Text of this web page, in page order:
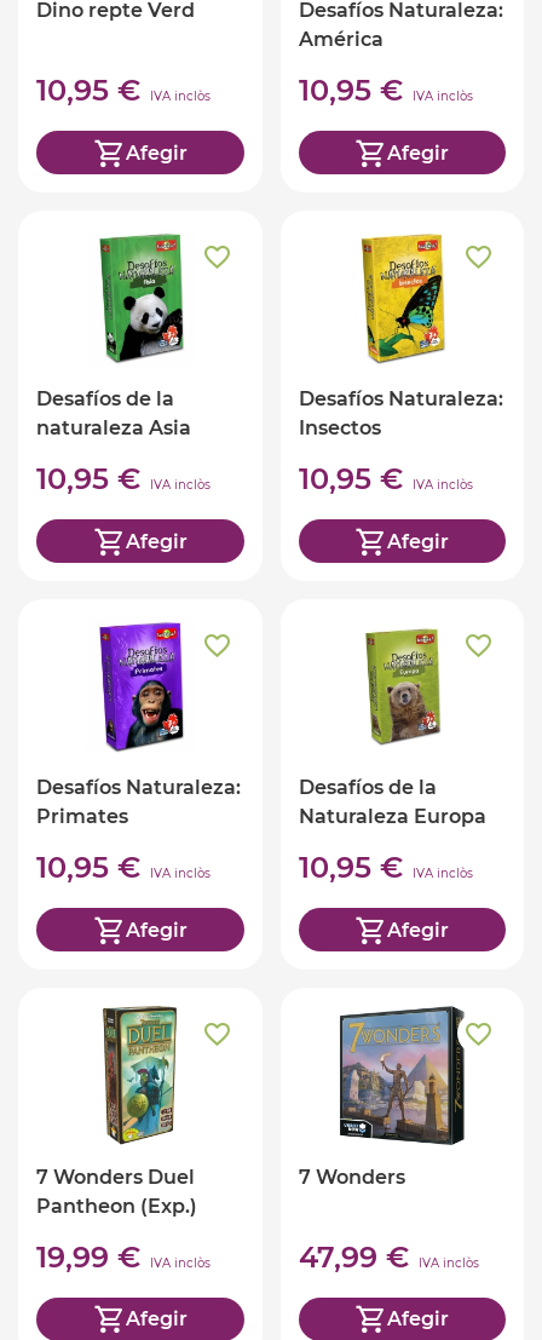
Dino repte Verd
10,95 € IVA inclòs
Afegir
Desafíos Naturaleza:
América
10,95 € IVA inclòs
Afegir
Desafíos de la
naturaleza Asia
10,95 € IVA inclòs
Afegir
Desafíos Naturaleza:
Insectos
10,95 € IVA inclòs
Afegir
Desafíos Naturaleza:
Primates
10,95 € IVA inclòs
Afegir
Desafíos de la
Naturaleza Europa
10,95 € IVA inclòs
Afegir
7 Wonders Duel
Pantheon (Exp.)
19,99 € IVA inclòs
Afegir
7 Wonders
47,99 € IVA inclòs
Afegir